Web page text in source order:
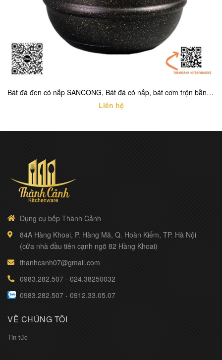
Bát đá đen có nắp SANCONG, Bát đá có nắp, bát cơm trộn bằng đá có nắp
Liên hệ
Dụng cụ bếp Thành Cảnh
84A Hàng Khoai, P. Hàng Mã, Q. Hoàn Kiếm, TP. Hà Nội
(cửa nhà đầu tiên cạnh ngõ 82 Hàng Khoai)
thanhcanh07@gmail.com
0983.282.507 - 024.38250032
0983.282.507 - 0912.33.05.07
VỀ CHÚNG TÔI
Tin tức